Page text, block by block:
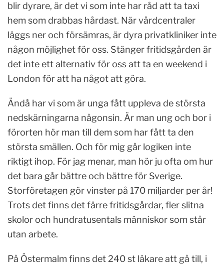
blir dyrare, är det vi som inte har råd att ta taxi
hem som drabbas hårdast. När vårdcentraler
läggs ner och försämras, är dyra privatkliniker inte
någon möjlighet för oss. Stänger fritidsgården är
det inte ett alternativ för oss att ta en weekend i
London för att ha något att göra.
Ändå har vi som är unga fått uppleva de största
nedskärningarna någonsin. Är man ung och bor i
förorten hör man till dem som har fått ta den
största smällen. Och för mig går logiken inte
riktigt ihop. För jag menar, man hör ju ofta om hur
det bara går bättre och bättre för Sverige.
Storföretagen gör vinster på 170 miljarder per år!
Trots det finns det färre fritidsgårdar, fler slitna
skolor och hundratusentals människor som står
utan arbete.
På Östermalm finns det 240 st läkare att gå till, i